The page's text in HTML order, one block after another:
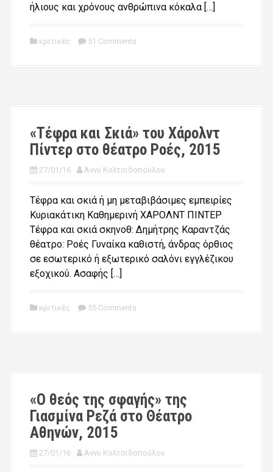
ήλιους και χρόνους ανθρώπινα κόκαλα […]
κριτικές 51 Comments
«Τέφρα και Σκιά» του Χάρολντ
Πίντερ στο θέατρο Ροές, 2015
27/01/16 Άννυ Κολτσιδοπούλου
Τέφρα και σκιά ή μη μεταβιβάσιμες εμπειρίες
Κυριακάτικη Καθημερινή ΧΑΡΟΛΝΤ ΠΙΝΤΕΡ
Τέφρα και σκιά σκηνοθ: Δημήτρης Καραντζάς
θέατρο: Ροές Γυναίκα καθιστή, άνδρας όρθιος
σε εσωτερικό ή εξωτερικό σαλόνι εγγλέζικου
εξοχικού. Ασαφής […]
κριτικές 55 Comments
«Ο θεός της σφαγής» της
Γιασμίνα Ρεζά στο Θέατρο
Αθηνών, 2015
27/01/16 Άννυ Κολτσιδοπούλου